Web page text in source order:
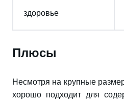
здоровье
Плюсы
Несмотря на крупные
хорошо подходит для